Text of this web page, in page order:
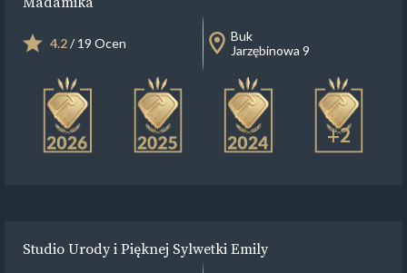
4.2/ 19 Ocen
Buk
Jarzębinowa 9
+2
Studio Urody i Pięknej Sylwetki Emily